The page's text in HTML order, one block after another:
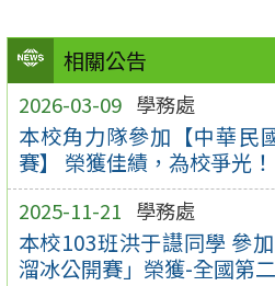
相關公告
2026-03-09 學務處
本校角力隊參加【中華民
賽】 榮獲佳績，為校爭光！
2025-11-21 學務處
本校103班洪于譿同學 參
溜冰公開賽」榮獲-全國第